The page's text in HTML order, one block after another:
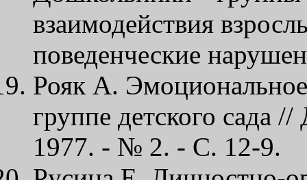
взаимодействия
поведенческие
Рояк А.
группе детского сада
1977. - № 2. - С. 12-9.